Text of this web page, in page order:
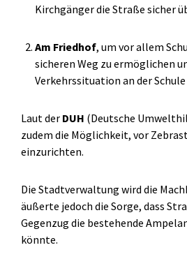
Kirchgänger die Straße sicher
Am Friedhof, um vor allem
sicheren Weg zu ermöglichen
Verkehrssituation an der
Laut der DUH (Deutsche
zudem die Möglichkeit, vor
einzurichten.
Die Stadtverwaltung wird die
äußerte jedoch die Sorge, dass
Gegenzug die bestehende
könnte.